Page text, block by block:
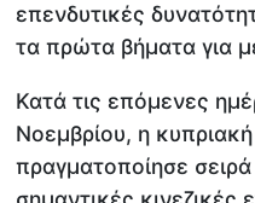
επενδυτικές
τα πρώτα βήματα για
Κατά τις επόμενες
Νοεμβρίου, η
πραγματοποίησε